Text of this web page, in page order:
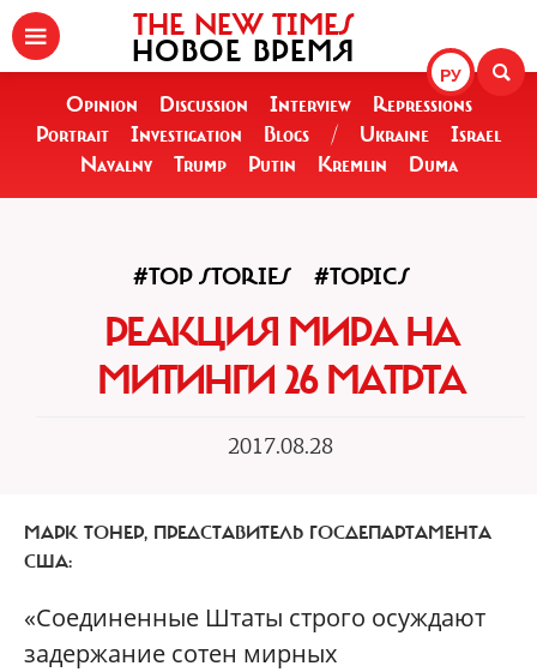
РУ
THE NEW TIMES
НОВОЕ ВРЕМЯ
Opinion Discussion Interview
Repressions
Portrait
Investigation Blogs / Ukraine
Israel
Navalny
Trump Putin Kremlin Duma
#TOP STORIES #TOPICS
РЕАКЦИЯ МИРА НА
МИТИНГИ 26 МАТРТА
2017.08.28
МАРК ТОНЕР, ПРЕДСТАВИТЕЛЬ ГОСДЕПАРТАМЕНТА
США:
«Соединенные Штаты строго осуждают
задержание сотен мирных